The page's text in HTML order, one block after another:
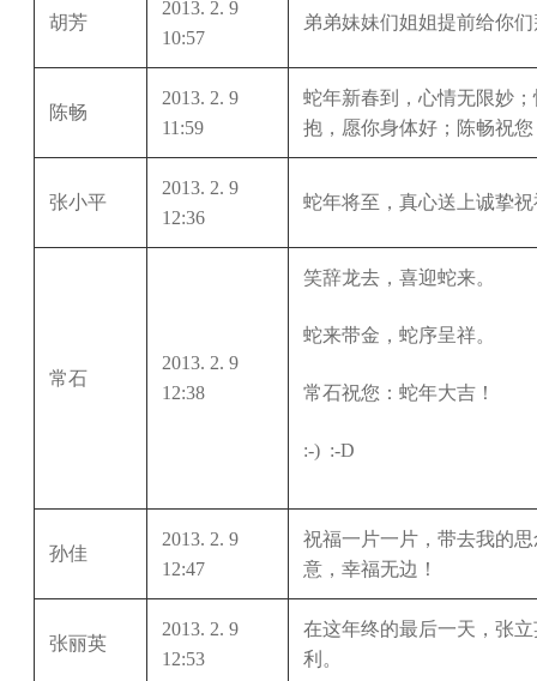
胡芳
2013. 2. 9
10:57
弟弟妹妹们姐姐提前给你
陈畅
2013. 2. 9
11:59
蛇年新春到，心情无限妙
抱，愿你身体好；陈畅祝
张小平
2013. 2. 9
12:36
蛇年将至，真心送上诚挚
常石
2013. 2. 9
12:38
笑辞龙去，喜迎蛇来。
蛇来带金，蛇序呈祥。
常石祝您：蛇年大吉！
:-) :-D
孙佳
2013. 2. 9
12:47
祝福一片一片，带去我的
意，幸福无边！
张丽英
2013. 2. 9
12:53
在这年终的最后一天，张
利。